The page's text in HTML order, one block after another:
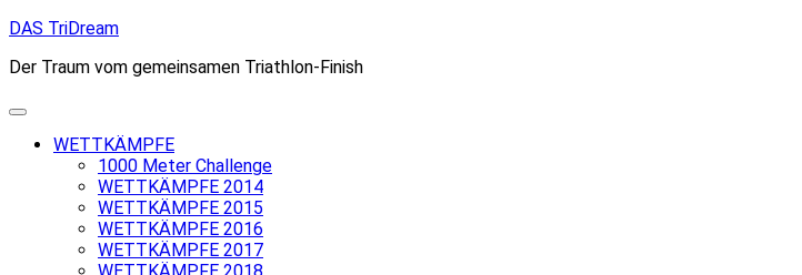
Skip
content
DAS TriDream
Der Traum vom gemeinsamen Triathlon-Finish
WETTKÄMPFE
1000 Meter Challenge
WETTKÄMPFE 2014
WETTKÄMPFE 2015
WETTKÄMPFE 2016
WETTKÄMPFE 2017